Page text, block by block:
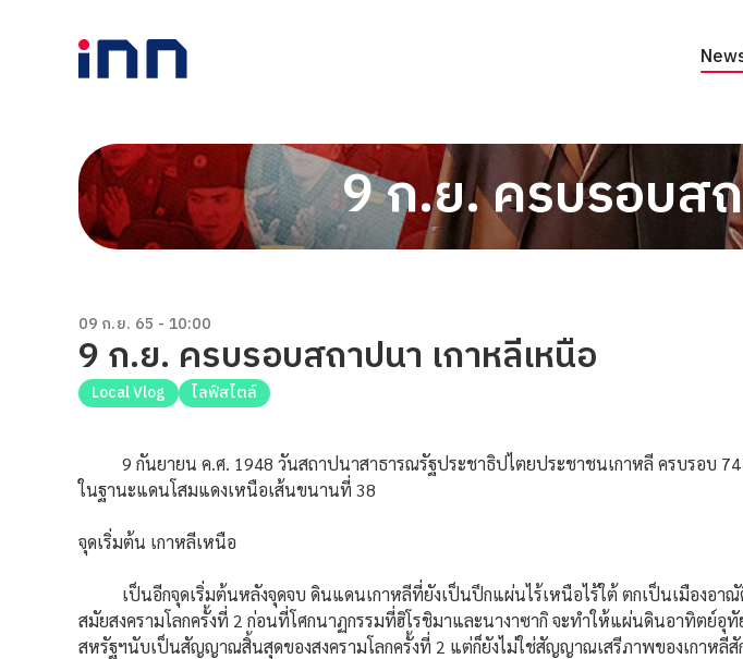
9 ก.ย. ครบรอบส
09 ก.ย. 65 - 10:00
9 ก.ย. ครบรอบสถาปนา เกาหลีเหนือ
Local Vlog ไลฟ์สไตล์
9 กันยายน ค.ศ. 1948 วันสถาปนาสาธารณรัฐประชาธิปไตยประชาชนเกาหลี ครบรอบ 74
ในฐานะแดนโสมแดงเหนือเส้นขนานที่ 38
จุดเริ่มต้น เกาหลีเหนือ
เป็นอีกจุดเริ่มต้นหลังจุดจบ ดินแดนเกาหลีที่ยังเป็นปึกแผ่นไร้เหนือไร้ใต้ ตกเป็นเมืองอาณั
สมัยสงครามโลกครั้งที่ 2 ก่อนที่โศกนาฏกรรมที่ฮิโรชิมาและนางาซากิ จะทำให้แผ่นดินอาทิตย์อุ
สหรัฐฯนับเป็นสัญญาณสิ้นสุดของสงครามโลกครั้งที่ 2 แต่ก็ยังไม่ใช่สัญญาณเสรีภาพของเกาหลีสั